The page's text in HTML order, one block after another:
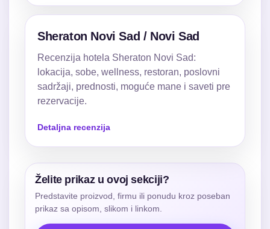
Sheraton Novi Sad / Novi Sad
Recenzija hotela Sheraton Novi Sad:
lokacija, sobe, wellness, restoran, poslovni
sadržaji, prednosti, moguće mane i saveti pre
rezervacije.
Detaljna recenzija
Želite prikaz u ovoj sekciji?
Predstavite proizvod, firmu ili ponudu kroz poseban
prikaz sa opisom, slikom i linkom.